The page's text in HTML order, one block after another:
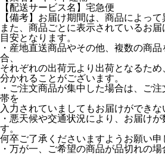
【配送サービス名】宅急便
【備考】お届け期間は、商品によって
また、商品ごとに表示されているお
目安となります。
・産地直送商品やその他、複数の商
合、
それぞれの出荷元より出荷となるた
分かれることがございます。
・ご注文商品が集中した場合は、ご
帯を
入力されていましてもお届けができな
・悪天候や交通状況により、お届け
す。
何卒ご了承くださいますようお願い申
・万が一、ご希望の商品が品切れの場